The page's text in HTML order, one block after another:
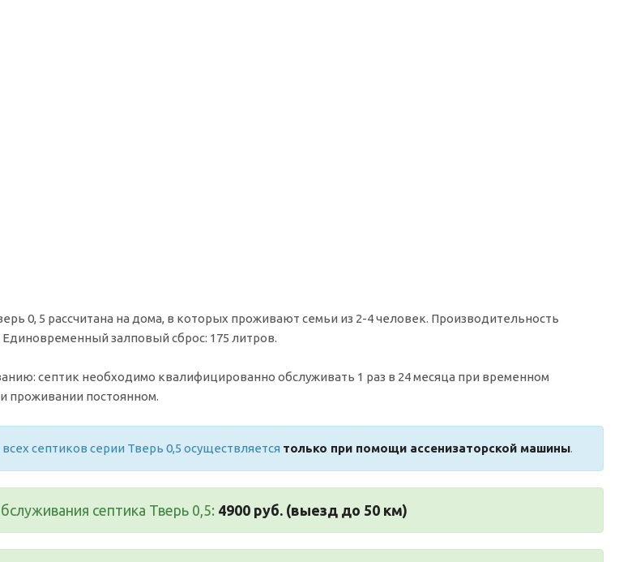
0, 5 рассчитана на дома, в которых проживают семьи из 2-4 человек. Производительность
Единовременный залповый сброс: 175 литров.
септик необходимо квалифицированно обслуживать 1 раз в 24 месяца при временном
проживании постоянном.
септиков серии Тверь 0,5 осуществляется только при помощи ассенизаторской машины.
септика Тверь 0,5: 4900 руб. (выезд до 50 км)